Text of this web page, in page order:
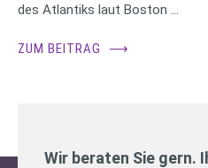
des Atlantiks laut Boston …
ZUM BEITRAG ⟶
Wir beraten Sie gern.